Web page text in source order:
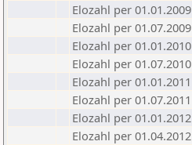
Elozahl per 01.01.2009
Elozahl per 01.07.2009
Elozahl per 01.01.2010
Elozahl per 01.07.2010
Elozahl per 01.01.2011
Elozahl per 01.07.2011
Elozahl per 01.01.2012
Elozahl per 01.04.2012